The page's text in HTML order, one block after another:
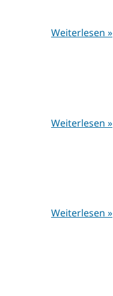
Weiterlesen »
Weiterlesen »
Weiterlesen »